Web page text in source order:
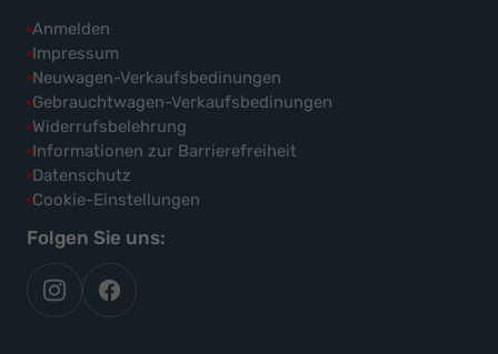
Anmelden
Impressum
Neuwagen-Verkaufsbedinungen
Gebrauchtwagen-Verkaufsbedinungen
Widerrufsbelehrung
Informationen zur Barrierefreiheit
Datenschutz
Cookie-Einstellungen
Folgen Sie uns:
autoflex
auf
autoflex24
auf